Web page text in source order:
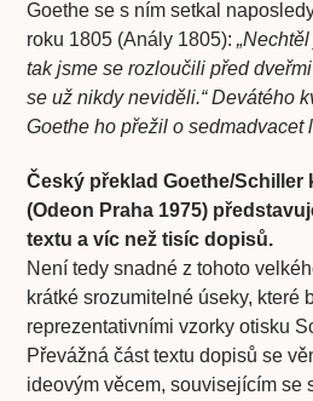
Goethe se s ním setkal
roku 1805 (Anály 1805):
tak jsme se rozloučili před
se už nikdy neviděli.“ Devátého
Goethe ho přežil o sedmadvacet
Český překlad Goethe/Schiller
(Odeon Praha 1975)
textu a víc než tisíc dopisů.
Není tedy snadné z tohoto
krátké srozumitelné úseky, které
reprezentativními vzorky otisku
Převážná část textu dopisů se
ideovým věcem, souvisejícím se